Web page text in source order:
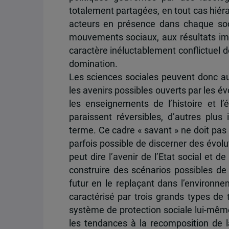
totalement partagées, en tout cas
acteurs en présence dans chaque
mouvements sociaux, aux résultats
caractère inéluctablement conflictuel
domination.
Les sciences sociales peuvent donc
les avenirs possibles ouverts par les
les enseignements de l’histoire et
paraissent réversibles, d’autres
terme. Ce cadre « savant » ne doit
parfois possible de discerner des
peut dire l’avenir de l’Etat social et
construire des scénarios possibles
futur en le replaçant dans
caractérisé par trois grands types
système de protection sociale lui-
les tendances à la recomposition